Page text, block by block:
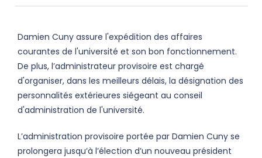
Damien Cuny assure l'expédition des affaires
courantes de l'université et son bon fonctionnement.
De plus, l’administrateur provisoire est chargé
d'organiser, dans les meilleurs délais, la désignation des
personnalités extérieures siégeant au conseil
d'administration de l'université.
L’administration provisoire portée par Damien Cuny se
prolongera jusqu’à l’élection d’un nouveau président